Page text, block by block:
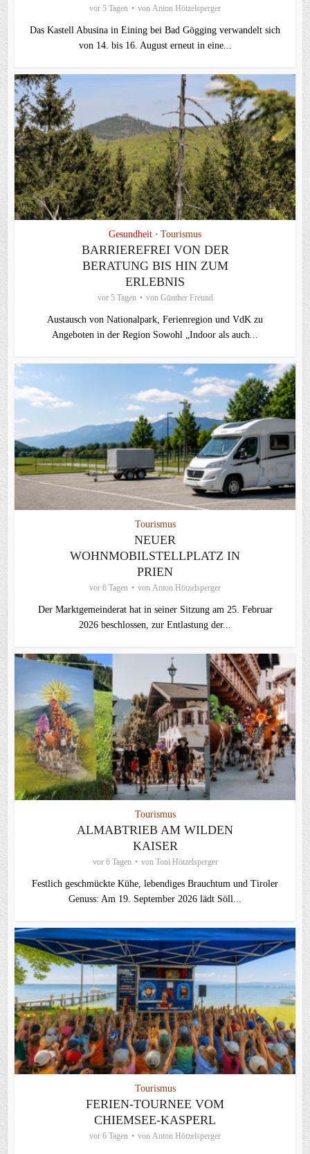
vor 5 Tagen von Anton Hötzelsperger
Das Kastell Abusina in Eining bei Bad Gögging verwandelt sich
von 14. bis 16. August erneut in eine...
Gesundheit • Tourismus
BARRIEREFREI VON DER
BERATUNG BIS HIN ZUM
ERLEBNIS
vor 5 Tagen von Günther Freund
Austausch von Nationalpark, Ferienregion und VdK zu
Angeboten in der Region Sowohl „Indoor als auch...
Tourismus
NEUER
WOHNMOBILSTELLPLATZ IN
PRIEN
vor 6 Tagen von Anton Hötzelsperger
Der Marktgemeinderat hat in seiner Sitzung am 25. Februar
2026 beschlossen, zur Entlastung der...
Tourismus
ALMABTRIEB AM WILDEN
KAISER
vor 6 Tagen von Toni Hötzelsperger
Festlich geschmückte Kühe, lebendiges Brauchtum und Tiroler
Genuss: Am 19. September 2026 lädt Söll...
Tourismus
FERIEN-TOURNEE VOM
CHIEMSEE-KASPERL
vor 6 Tagen von Anton Hötzelsperger